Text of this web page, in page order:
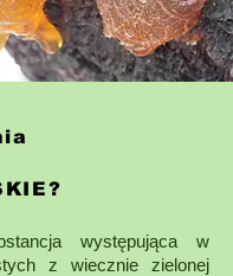
występująca w
z wiecznie zielonej